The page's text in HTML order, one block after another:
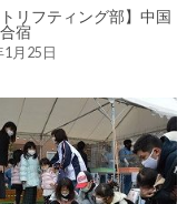
トリフティング部】中国
宿
1月25日